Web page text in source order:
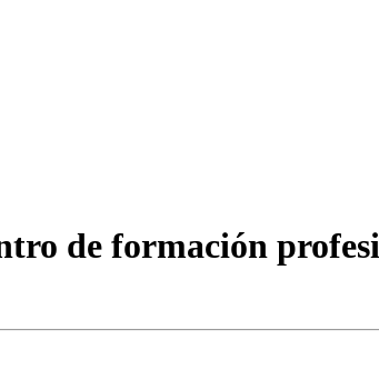
de formación